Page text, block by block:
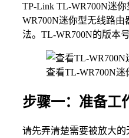
TP-Link TL-WR700N迷
WR700N迷你型无线路由
法。TL-WR700N的版本
查看TL-WR700N迷
步骤一：准备工
请先弄清楚需要被放大的